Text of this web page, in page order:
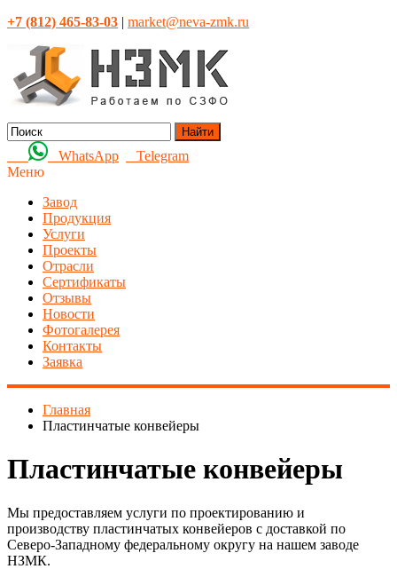
+7 (812) 465-83-03 | market@neva-zmk.ru
Найти
WhatsApp
Telegram
Меню
Завод
Продукция
Услуги
Проекты
Отрасли
Сертификаты
Отзывы
Новости
Фотогалерея
Контакты
Заявка
Главная
Пластинчатые конвейеры
Пластинчатые конвейеры
Мы предоставляем услуги по проектированию и
производству пластинчатых конвейеров с доставкой по
Северо-Западному федеральному округу на нашем заводе
НЗМК.